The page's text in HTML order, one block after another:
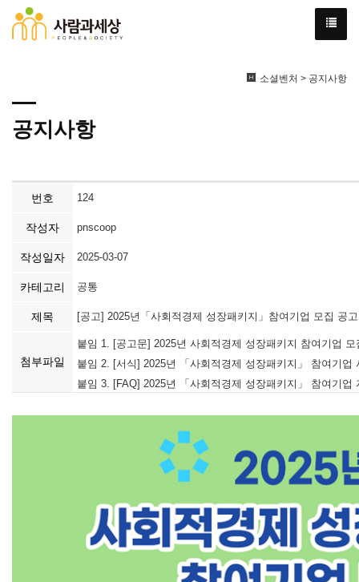
소셜벤처 > 공지사항
공지사항
번호 124
작성자 pnscoop
작성일자 2025-03-07
카테고리 공통
제목 [공고] 2025년「사회적경제 성장패키지」참여기업 모집 공
첨부파일
붙임 1. [공고문] 2025년 사회적경제 성장패키지 참여기업 모
붙임 2. [서식] 2025년 「사회적경제 성장패키지」 참여기업
붙임 3. [FAQ] 2025년 「사회적경제 성장패키지」 참여기업